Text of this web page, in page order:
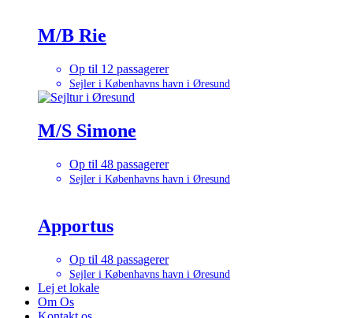
M/B Rie
Op til 12 passagerer
Sejler i Københavns havn i Øresund
M/S Simone
Op til 48 passagerer
Sejler i Københavns havn i Øresund
Apportus
Op til 48 passagerer
Sejler i Københavns havn i Øresund
Lej et lokale
Om Os